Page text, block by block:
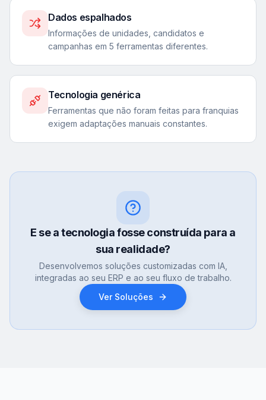
Dados espalhados
Informações de unidades, candidatos e
campanhas em 5 ferramentas diferentes.
Tecnologia genérica
Ferramentas que não foram feitas para franquias
exigem adaptações manuais constantes.
E se a tecnologia fosse construída para a
sua realidade?
Desenvolvemos soluções customizadas com IA,
integradas ao seu ERP e ao seu fluxo de trabalho.
Ver Soluções